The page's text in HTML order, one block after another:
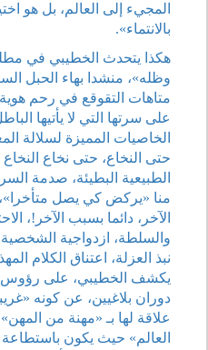
المجيء إلى العالم، بل هو
بالانتماء».
هكذا يتحدث الخطيبي في
وظله»، منشدا بهاء الحبل
متاهات التقوقع في رحم
على سرتها التي لا يأتيها
الخاصيات المميزة لسلالة
حتى النخاع، حتى نخاع
الطبيعية البطيئة، صدمة
منا «يركض كي يصل
الآخر، دائما بسبب الآخر!،
والسلطة، ازدواجية
نبذ العزلة، اعتناق الكلام
يكشف الخطيبي، على رؤوس
دوران بلاغيين، عن كونه
علاقة لها بـ «مهنة من
العالم» حيث يكون باستطاعة